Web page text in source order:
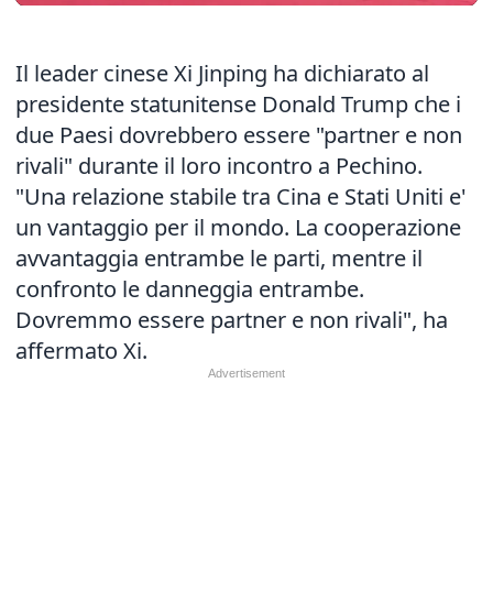
Il leader cinese Xi Jinping ha dichiarato al
presidente statunitense Donald Trump che i
due Paesi dovrebbero essere "partner e non
rivali" durante il loro incontro a Pechino.
"Una relazione stabile tra Cina e Stati Uniti e'
un vantaggio per il mondo. La cooperazione
avvantaggia entrambe le parti, mentre il
confronto le danneggia entrambe.
Dovremmo essere partner e non rivali", ha
affermato Xi.